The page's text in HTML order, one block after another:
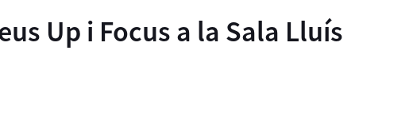
Up i Focus a la Sala Lluís